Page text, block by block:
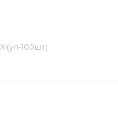
(уп-100шт)